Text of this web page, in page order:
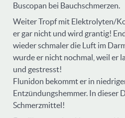
Buscopan bei Bauchschmerzen.
Weiter Tropf mit Elektrolyten/
er gar nicht und wird grantig!
wieder schmaler die Luft im
wurde er nicht nochmal, weil er
und gestresst!
Flunidon bekommt er in
Entzündungshemmer. In dieser
Schmerzmittel!